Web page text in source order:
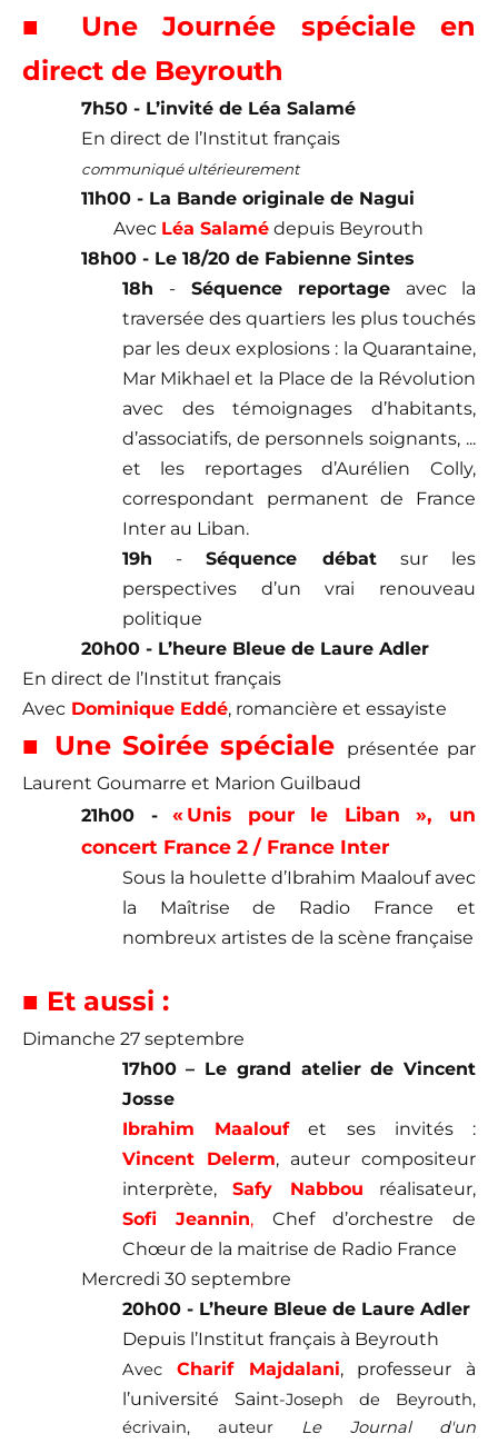
■ Une Journée spéciale en
direct de Beyrouth
7h50 - L’invité de Léa Salamé
En direct de l’Institut français
communiqué ultérieurement
11h00 - La Bande originale de Nagui
Avec Léa Salamédepuis Beyrouth
18h00 - Le 18/20 de Fabienne Sintes
18h - Séquence reportage avec la
traversée des quartiers les plus touchés
par les deux explosions : la Quarantaine,
Mar Mikhael et la Place de la Révolution
avec des témoignages d’habitants,
d’associatifs, de personnels soignants, ...
et les reportages d’Aurélien Colly,
correspondant permanent de France
Inter au Liban.
19h -Séquence débatsur les
perspectives d’un vrai renouveau
politique
20h00 - L’heure Bleue de Laure Adler
En direct de l’Institut français
Avec Dominique Eddé, romancière et essayiste
■ Une Soirée spéciale présentée par
Laurent Goumarre et Marion Guilbaud
21h00 -
« Unis pour le Liban », un
concert France 2 / France Inter
Sous la houlette d’Ibrahim Maalouf avec
la Maîtrise de Radio France et
nombreux artistes de la scène française
■ Et aussi :
Dimanche 27 septembre
17h00 – Le grand atelier de Vincent
Josse
Ibrahim Maalouf
et ses invités :
Vincent Delerm, auteur compositeur
interprète,Safy Nabbou réalisateur,
Sofi Jeannin, Chef d’orchestre de
Chœur de la maitrise de Radio France
Mercredi 30 septembre
20h00 - L’heure Bleue de Laure Adler
Depuis l’Institut français à Beyrouth
AvecCharif Majdalani, professeur à
l’université Saint-Joseph de Beyrouth,
écrivain, auteur Le Journal d'un